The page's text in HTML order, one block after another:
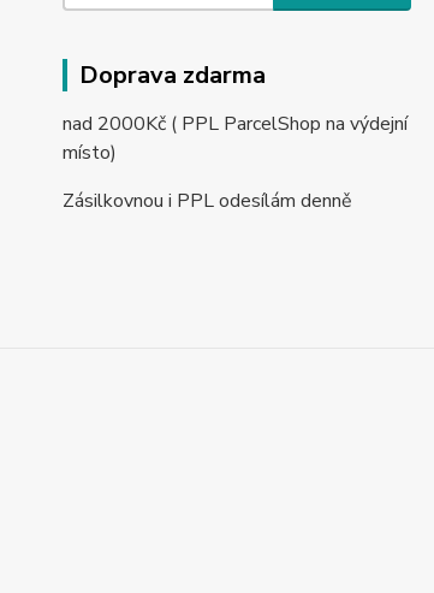
Doprava zdarma
nad 2000Kč ( PPL ParcelShop na výdejní
místo)
Zásilkovnou i PPL odesílám denně